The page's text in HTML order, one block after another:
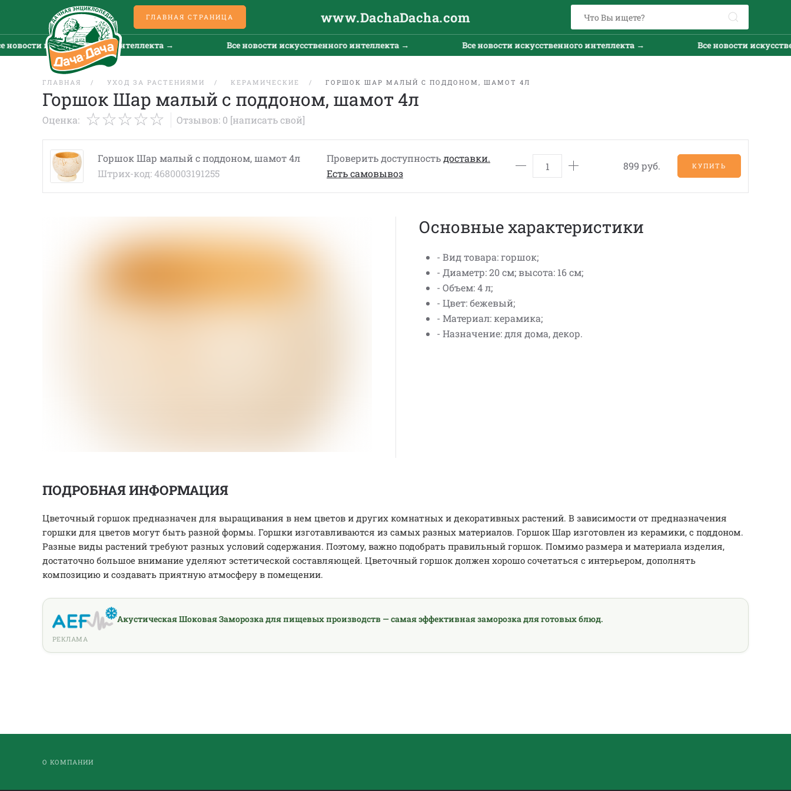
ГЛАВНАЯ СТРАНИЦА www.DachaDacha.com
искусственного интеллекта → Все новости искусственного интеллекта → Все новости искусственного интеллекта → Все новости
ГЛАВНАЯ УХОД ЗА РАСТЕНИЯМИ КЕРАМИЧЕСКИЕ ГОРШОК ШАР МАЛЫЙ С ПОДДОНОМ, ШАМОТ 4Л
Горшок Шар малый с поддоном, шамот 4л
Оценка: Отзывов: 0 [написать свой]
Горшок Шар малый с поддоном, шамот 4л
Штрих-код: 4680003191255
Проверить доступность доставки.
Eсть cамовывоз
899 руб. КУПИТЬ
Основные характеристики
- Вид товара: горшок;
- Диаметр: 20 см; высота: 16 см;
- Объем: 4 л;
- Цвет: бежевый;
- Материал: керамика;
- Назначение: для дома, декор.
ПОДРОБНАЯ ИНФОРМАЦИЯ
Цветочный горшок предназначен для выращивания в нем цветов и других комнатных и декоративных растений. В зависимости от предназначения
горшки для цветов могут быть разной формы. Горшки изготавливаются из самых разных материалов. Горшок Шар изготовлен из керамики, с поддоном.
Разные виды растений требуют разных условий содержания. Поэтому, важно подобрать правильный горшок. Помимо размера и материала изделия,
достаточно большое внимание уделяют эстетической составляющей. Цветочный горшок должен хорошо сочетаться с интерьером, дополнять
композицию и создавать приятную атмосферу в помещении.
Акустическая Шоковая Заморозка для пищевых производств — самая эффективная заморозка для готовых блюд.
РЕКЛАМА
О КОМПАНИИ